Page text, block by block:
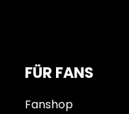
FÜR FANS
Fanshop